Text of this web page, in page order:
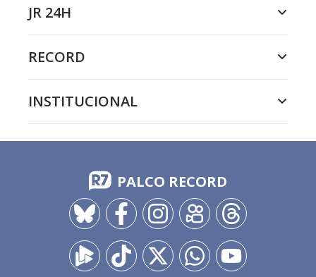
JR 24H
RECORD
INSTITUCIONAL
PALCO RECORD